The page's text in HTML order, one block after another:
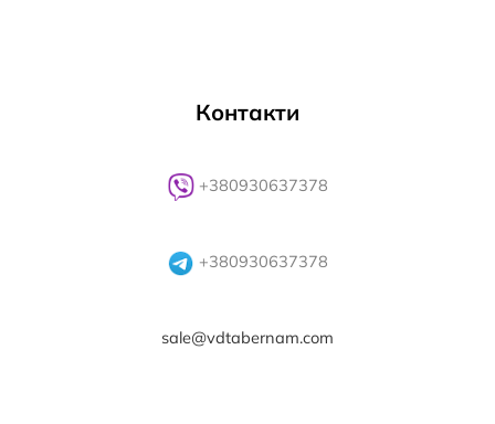
Контакти
+380930637378
+380930637378
sale@vdtabernam.com